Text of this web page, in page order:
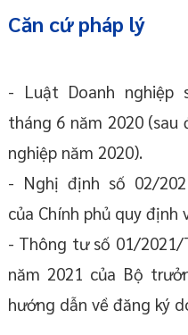
Căn cứ pháp lý
- Luật Doanh nghiệp
tháng 6 năm 2020
nghiệp năm 2020).
- Nghị định số 02/
của Chính phủ quy định
- Thông tư số 01/
năm 2021 của Bộ
hướng dẫn về đăng ký